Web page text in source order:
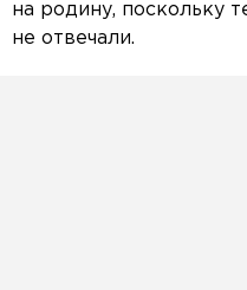
на родину, поскольку
не отвечали.